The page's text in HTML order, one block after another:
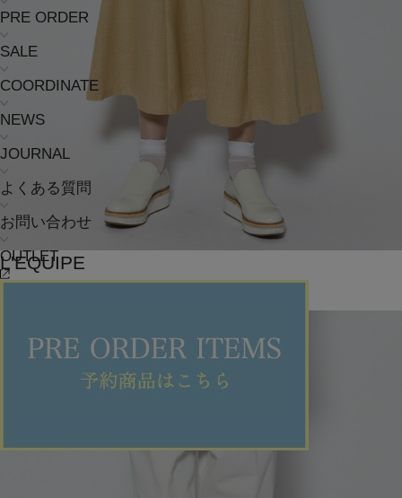
PRE ORDER
SALE
COORDINATE
NEWS
JOURNAL
よくある質問
お問い合わせ
OUTLET
L'EQUIPE
スカート(すかーと) /